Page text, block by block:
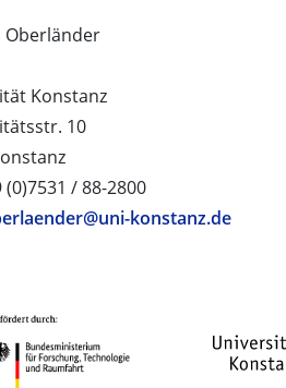
Oberländer
Konstanz
10
(0)7531 / 88-2800
konstanz.de